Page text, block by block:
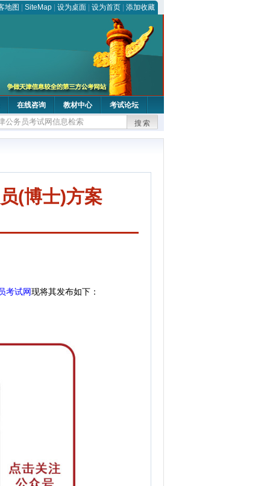
地图 SiteMap 设为桌面 设为首页 添加收藏
在线咨询 教材中心 考试论坛
搜索
(博士)方案
考试网现将其发布如下：